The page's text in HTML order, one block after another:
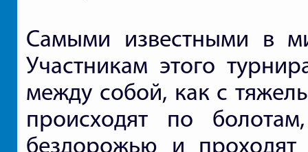
Самыми известными в
Участникам этого
между собой, как с
происходят по
бездорожью и